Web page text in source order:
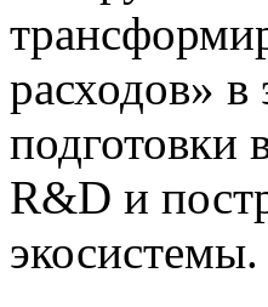
расходов»
подготовки
R&D и
экосистемы.